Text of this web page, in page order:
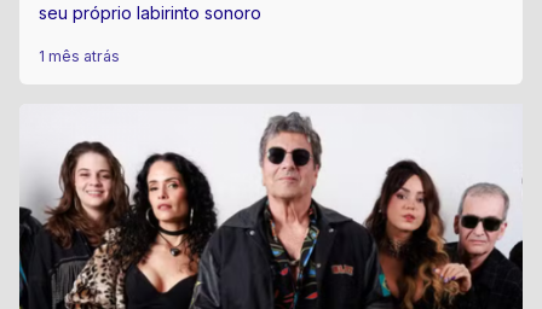
seu próprio labirinto sonoro
1 mês atrás